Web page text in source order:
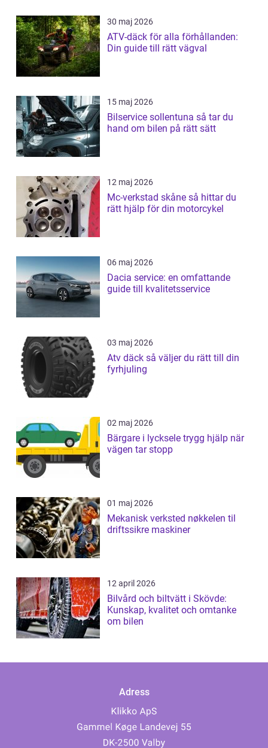
30 maj 2026
ATV-däck för alla förhållanden:
Din guide till rätt vägval
15 maj 2026
Bilservice sollentuna så tar du
hand om bilen på rätt sätt
12 maj 2026
Mc-verkstad skåne så hittar du
rätt hjälp för din motorcykel
06 maj 2026
Dacia service: en omfattande
guide till kvalitetsservice
03 maj 2026
Atv däck så väljer du rätt till din
fyrhjuling
02 maj 2026
Bärgare i lycksele trygg hjälp när
vägen tar stopp
01 maj 2026
Mekanisk verksted nøkkelen til
driftssikre maskiner
12 april 2026
Bilvård och biltvätt i Skövde:
Kunskap, kvalitet och omtanke
om bilen
Adress